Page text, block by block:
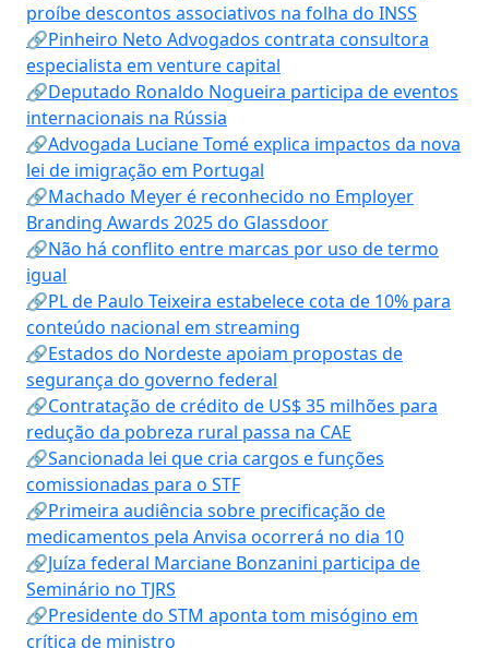
proíbe descontos associativos na folha do INSS
🔗Pinheiro Neto Advogados contrata consultora
especialista em venture capital
🔗Deputado Ronaldo Nogueira participa de eventos
internacionais na Rússia
🔗Advogada Luciane Tomé explica impactos da nova
lei de imigração em Portugal
🔗Machado Meyer é reconhecido no Employer
Branding Awards 2025 do Glassdoor
🔗Não há conflito entre marcas por uso de termo
igual
🔗PL de Paulo Teixeira estabelece cota de 10% para
conteúdo nacional em streaming
🔗Estados do Nordeste apoiam propostas de
segurança do governo federal
🔗Contratação de crédito de US$ 35 milhões para
redução da pobreza rural passa na CAE
🔗Sancionada lei que cria cargos e funções
comissionadas para o STF
🔗Primeira audiência sobre precificação de
medicamentos pela Anvisa ocorrerá no dia 10
🔗Juíza federal Marciane Bonzanini participa de
Seminário no TJRS
🔗Presidente do STM aponta tom misógino em
crítica de ministro